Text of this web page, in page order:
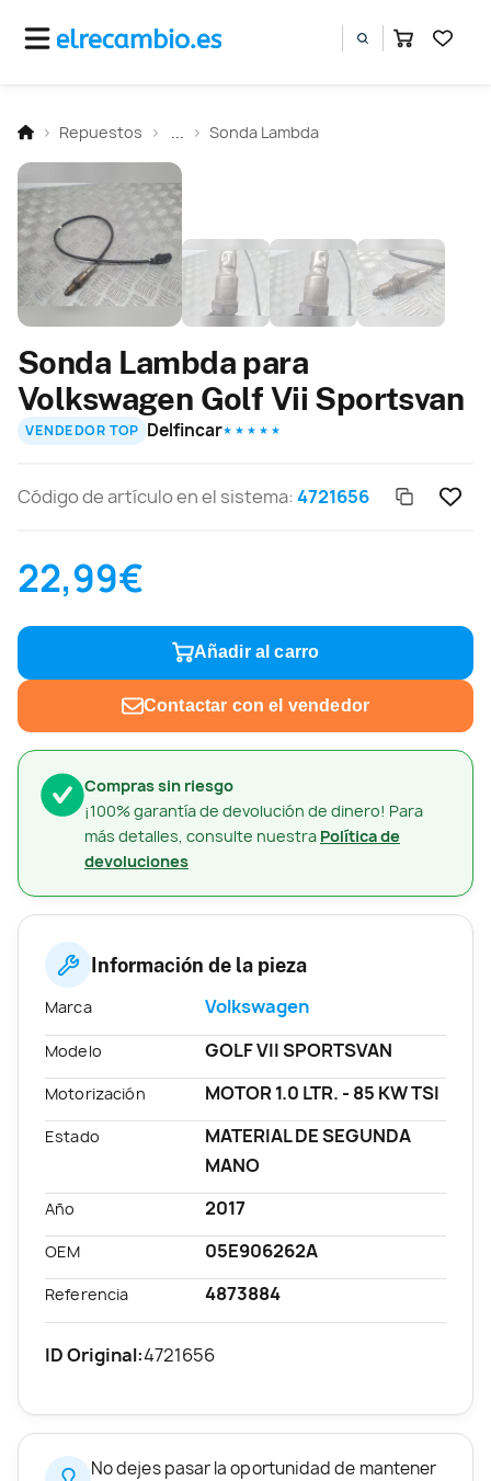
Repuestos Sonda Lambda
Compras sin riesgo
¡100% garantía de devolución de dinero! Para
más detalles, consulte nuestra Política de
devoluciones
Sonda Lambda para
Volkswagen Golf Vii Sportsvan
VENDEDOR TOP Delfincar★ ★ ★ ★ ★
Código de artículo en el sistema:4721656
22,99€
Añadir al carro
Contactar con el vendedor
Información de la pieza
Marca Volkswagen
Modelo GOLF VII SPORTSVAN
Motorización MOTOR 1.0 LTR. - 85 KW TSI
Estado
MATERIAL DE SEGUNDA
MANO
Año 2017
OEM 05E906262A
Referencia 4873884
ID Original:4721656
No dejes pasar la oportunidad de mantener